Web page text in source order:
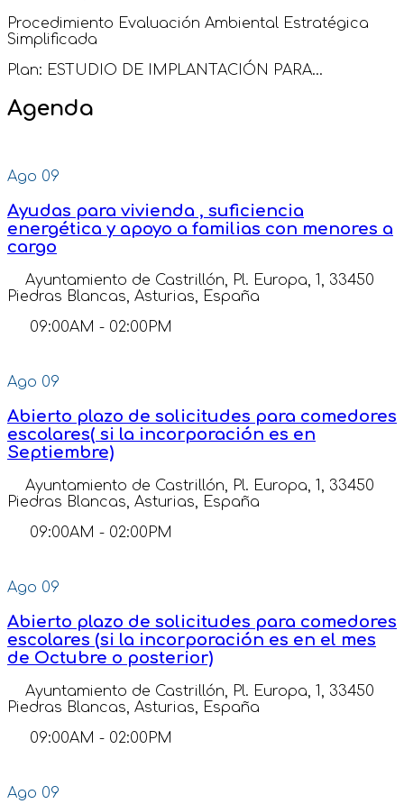
Procedimiento Evaluación Ambiental Estratégica
Simplificada
Plan: ESTUDIO DE IMPLANTACIÓN PARA...
Agenda
Ago 09
Ayudas para vivienda , suficiencia
energética y apoyo a familias con menores a
cargo
Ayuntamiento de Castrillón, Pl. Europa, 1, 33450
Piedras Blancas, Asturias, España
09:00AM - 02:00PM
Ago 09
Abierto plazo de solicitudes para comedores
escolares( si la incorporación es en
Septiembre)
Ayuntamiento de Castrillón, Pl. Europa, 1, 33450
Piedras Blancas, Asturias, España
09:00AM - 02:00PM
Ago 09
Abierto plazo de solicitudes para comedores
escolares (si la incorporación es en el mes
de Octubre o posterior)
Ayuntamiento de Castrillón, Pl. Europa, 1, 33450
Piedras Blancas, Asturias, España
09:00AM - 02:00PM
Ago 09